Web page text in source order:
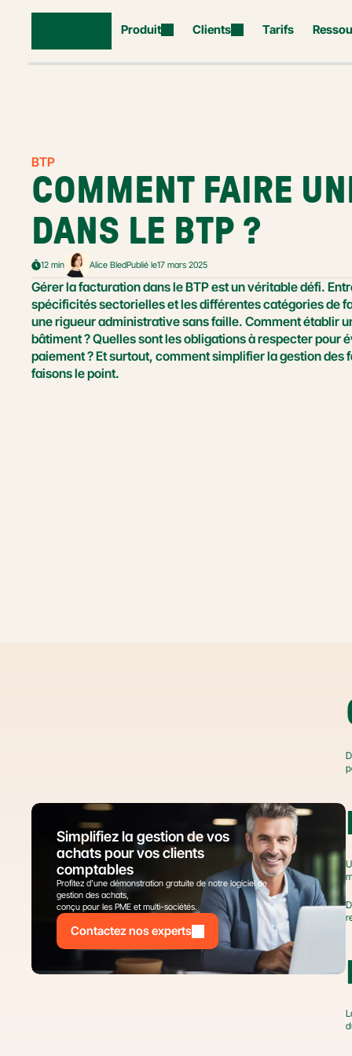
Produit Clients Tarifs
BTP
COMMENT FAIRE
DANS LE BTP ?
12 min Alice BledPublié le17 mars 2025
Gérer la facturation dans le BTP est un véritable défi.
spécificités sectorielles et les différentes catégories de
une rigueur administrative sans faille. Comment établir
bâtiment ? Quelles sont les obligations à respecter pour
paiement ? Et surtout, comment simplifier la gestion des
faisons le point.
Simplifiez la gestion de vos
achats pour vos clients
comptables
Profitez d’une démonstration gratuite de notre logiciel de
gestion des achats,
conçu pour les PME et multi-sociétés.
Contactez nos experts